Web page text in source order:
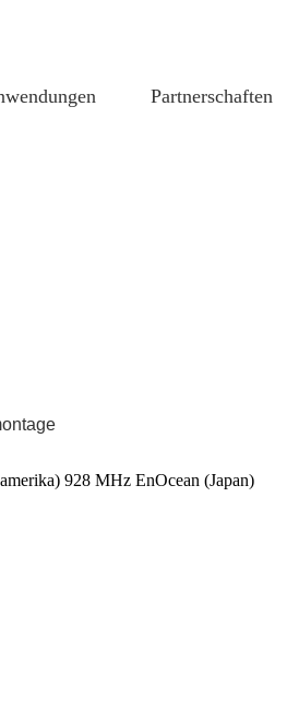
Partnerschaften
928 MHz EnOcean (Japan)